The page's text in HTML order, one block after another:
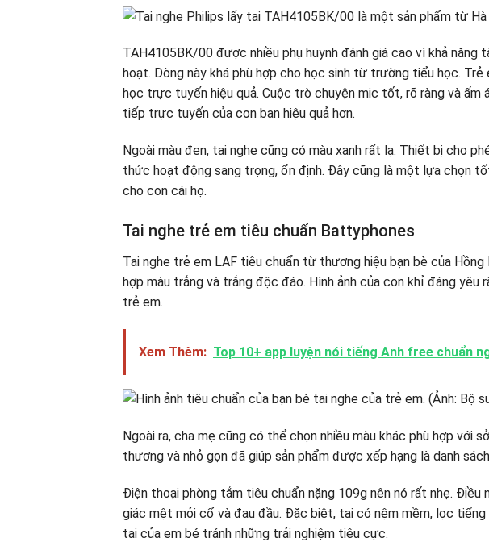
TAH4105BK/00 được nhiều phụ huynh đánh giá cao vì khả năng
hoạt. Dòng này khá phù hợp cho học sinh từ trường tiểu học.
học trực tuyến hiệu quả. Cuộc trò chuyện mic tốt, rõ ràng và ấm
tiếp trực tuyến của con bạn hiệu quả hơn.
Ngoài màu đen, tai nghe cũng có màu xanh rất lạ. Thiết bị cho
thức hoạt động sang trọng, ổn định. Đây cũng là một lựa chọn
cho con cái họ.
Tai nghe trẻ em tiêu chuẩn Battyphones
Tai nghe trẻ em LAF tiêu chuẩn từ thương hiệu bạn bè của
hợp màu trắng và trắng độc đáo. Hình ảnh của con khỉ đáng yêu
trẻ em.
Xem Thêm: Top 10+ app luyện nói tiếng Anh free chuẩn
Ngoài ra, cha mẹ cũng có thể chọn nhiều màu khác phù hợp với
thương và nhỏ gọn đã giúp sản phẩm được xếp hạng là danh
Điện thoại phòng tắm tiêu chuẩn nặng 109g nên nó rất nhẹ. Điều
giác mệt mỏi cổ và đau đầu. Đặc biệt, tai có nệm mềm, lọc
tai của em bé tránh những trải nghiệm tiêu cực.